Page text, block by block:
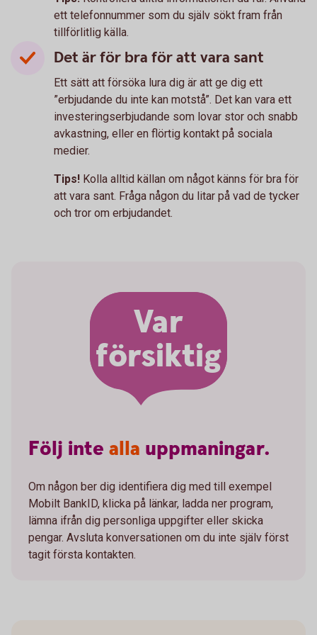
ett telefonnummer som du själv sökt fram från
tillförlitlig källa.
Det är för bra för att vara sant
Ett sätt att försöka lura dig är att ge dig ett
”erbjudande du inte kan motstå”. Det kan vara ett
investeringserbjudande som lovar stor och snabb
avkastning, eller en flörtig kontakt på sociala
medier.
Tips! Kolla alltid källan om något känns för bra för
att vara sant. Fråga någon du litar på vad de tycker
och tror om erbjudandet.
Var
försiktig
Följ inte alla uppmaningar.
Om någon ber dig identifiera dig med till exempel
Mobilt BankID, klicka på länkar, ladda ner program,
lämna ifrån dig personliga uppgifter eller skicka
pengar. Avsluta konversationen om du inte själv först
tagit första kontakten.